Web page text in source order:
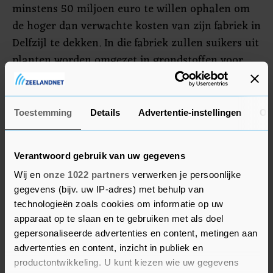
Toestemming Details Advertentie-instellingen
Verantwoord gebruik van uw gegevens
Wij en onze 1022 partners verwerken je persoonlijke
gegevens (bijv. uw IP-adres) met behulp van
technologieën zoals cookies om informatie op uw
apparaat op te slaan en te gebruiken met als doel
gepersonaliseerde advertenties en content, metingen aan
advertenties en content, inzicht in publiek en
productontwikkeling. U kunt kiezen wie uw gegevens
minstens 50 miljoen euro te willen ophalen om
de hoger dan verwachte kosten van zijn fabriek in
Delfzijl te dekken. In die fabriek zullen suikers uit
planten worden omgezet in grondstoffen voor
plastics. Avantium heeft daarnaast verschillende
investeringstrajecten stopgezet, totdat nieuwe
investeringspartners zijn gevonden.
procent won. De biotechnoloog kondigde
ontwikkelingsplannen aan voor nieuwe
toepassingen van leniolisib. Dat is een
behandeling voor APDS, een zeldzame
aandoening aan het immuunsysteem. Ease2Pay
werd verder zo'n 28 procent meer waard. Het
betaalbedrijf, dat woensdag een